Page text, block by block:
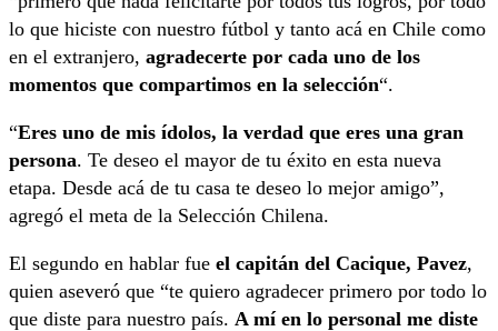
lo que hiciste con nuestro fútbol y tanto acá en Chile como
en el extranjero, agradecerte por cada uno de los
momentos que compartimos en la selección“.
“Eres uno de mis ídolos, la verdad que eres una gran
persona. Te deseo el mayor de tu éxito en esta nueva
etapa. Desde acá de tu casa te deseo lo mejor amigo”,
agregó el meta de la Selección Chilena.
El segundo en hablar fue el capitán del Cacique, Pavez,
quien aseveró que “te quiero agradecer primero por todo lo
que diste para nuestro país. A mí en lo personal me diste